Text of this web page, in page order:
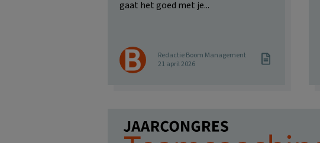
gaat het goed met je...
Redactie Boom Management
21 april 2026